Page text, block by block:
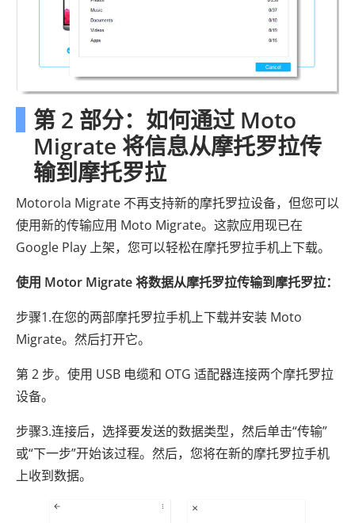
第 2 部分：如何通过 Moto
Migrate 将信息从摩托罗拉传
输到摩托罗拉
Motorola Migrate 不再支持新的摩托罗拉设备，但您可以
使用新的传输应用 Moto Migrate。这款应用现已在
Google Play 上架，您可以轻松在摩托罗拉手机上下载。
使用 Motor Migrate 将数据从摩托罗拉传输到摩托罗拉：
步骤1.在您的两部摩托罗拉手机上下载并安装 Moto
Migrate。然后打开它。
第 2 步。使用 USB 电缆和 OTG 适配器连接两个摩托罗拉
设备。
步骤3.连接后，选择要发送的数据类型，然后单击“传输”
或“下一步”开始该过程。然后，您将在新的摩托罗拉手机
上收到数据。